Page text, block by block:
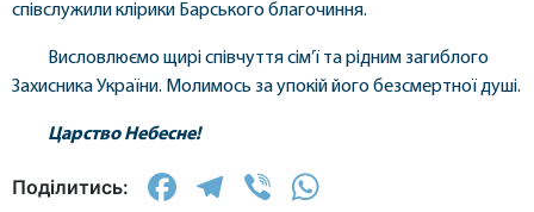
співслужили клірики Барського благочиння.
Висловлюємо щирі співчуття сім’ї та рідним загиблого
Захисника України. Молимось за упокій його безсмертної душі.
Царство Небесне!
Поділитись: Facebook
Telegram
Viber